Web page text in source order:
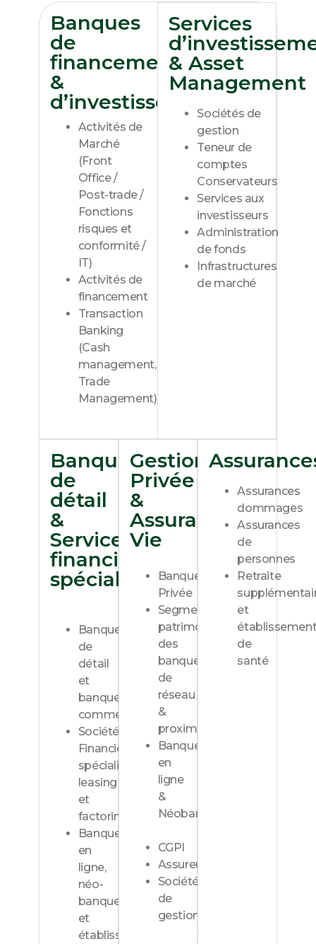
Banques
de
financement
&
d’investissement
Activités de
Marché
(Front
Office /
Post-trade /
Fonctions
risques et
conformité /
IT)​
Activités de
financement​
Transaction
Banking
(Cash
management,
Trade
Management)​
Services
& Asset
Management​
Sociétés de
gestion​
Teneur de
comptes
Conservateurs​
Services aux
investisseurs​
Administration
de fonds​​
Infrastructures
de marché​​
Banques
de
détail
&
Services
financiers
spécialisés
Banque
de
détail
et
banque
commerciale​
Sociétés
Financières
spécialisées,
leasing
et
factoring​
Banques
en
ligne,
néo-
banques
et
établissements
Gestion
Privée
&
Assurance
Vie​
Banque
Privée​​
Segment
patrimonial
des
banques
de
réseau
&
proximité
Banque
en
ligne
&
Néobanques
CGPI ​​
Assureurs ​​
Sociétés
de
gestion​
Assurances
dommages​
Assurances
de
personnes​​
Retraite
et
de
santé​